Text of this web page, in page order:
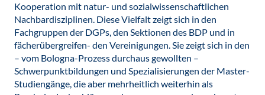
Kooperation mit natur- und sozialwissenschaftlichen
Nachbardisziplinen. Diese Vielfalt zeigt sich in den
Fachgruppen der DGPs, den Sektionen des BDP und in
fächerübergreifen- den Vereinigungen. Sie zeigt sich in den
– vom Bologna-Prozess durchaus gewollten –
Schwerpunktbildungen und Spezialisierungen der Master-
Studiengänge, die aber mehrheitlich weiterhin als